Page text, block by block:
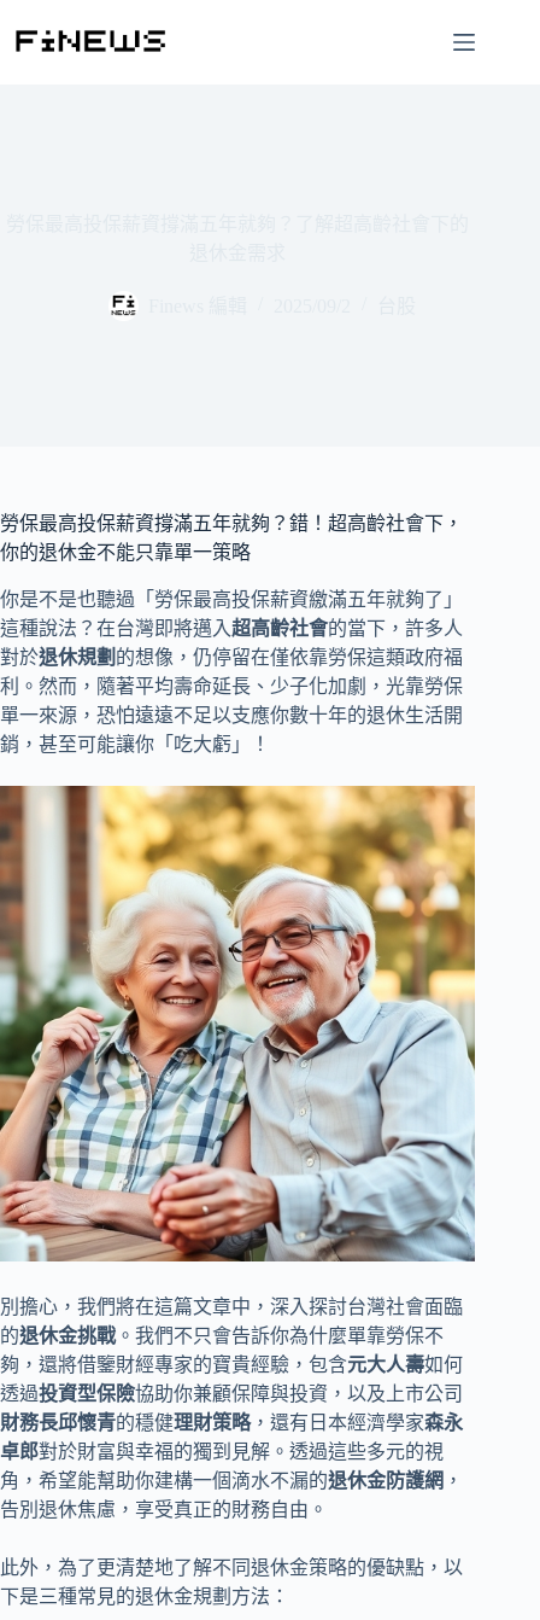
勞保最高投保薪資撐滿五年就夠？錯！超高齡社會下，
你的退休金不能只靠單一策略
你是不是也聽過「勞保最高投保薪資繳滿五年就夠了」
這種說法？在台灣即將邁入超高齡社會的當下，許多人
對於退休規劃 的想像，仍停留在僅依靠勞保這類政府福
利。然而，隨著平均壽命延長、少子化加劇，光靠勞保
單一來源，恐怕遠遠不足以支應你數十年的退休生活開
銷，甚至可能讓你「吃大虧」！
別擔心，我們將在這篇文章中，深入探討台灣社會面臨
的退休金挑戰。我們不只會告訴你為什麼單靠勞保不
夠，還將借鑒財經專家的寶貴經驗，包含元大人壽如何
透過投資型保險協助你兼顧保障與投資，以及上市公司
財務長邱懷青的穩健理財策略，還有日本經濟學家森永
卓郎對於財富與幸福的獨到見解。透過這些多元的視
角，希望能幫助你建構一個滴水不漏的退休金防護網 ，
告別退休焦慮，享受真正的財務自由。
此外，為了更清楚地了解不同退休金策略的優缺點，以
下是三種常見的退休金規劃方法：